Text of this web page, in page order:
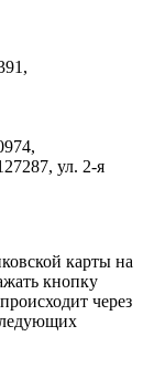
ул. 2-я
карты на
кнопку
через